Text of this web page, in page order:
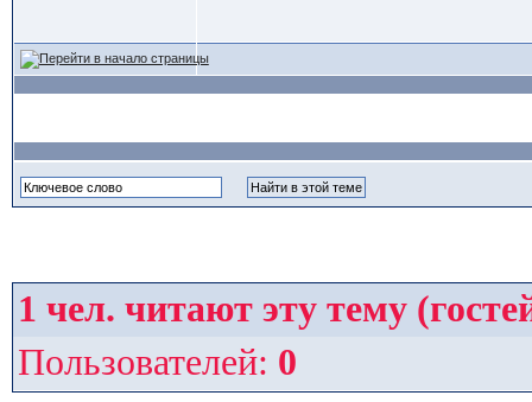
1 чел. читают эту тему
Пользователей: 0